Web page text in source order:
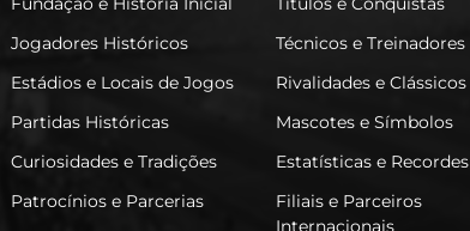
Jogadores Históricos
Técnicos e Treinadores
Estádios e Locais de Jogos
Rivalidades e Clássicos
Partidas Históricas
Mascotes e Símbolos
Curiosidades e Tradições
Estatísticas e Recordes
Patrocínios e Parcerias
Filiais e Parceiros
Internacionais